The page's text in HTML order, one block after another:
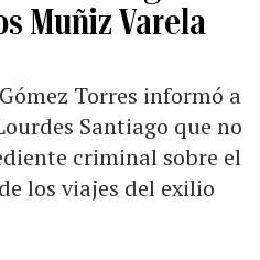
Muñiz Varela
Torres informó a
Santiago que no
criminal sobre el
los viajes del exilio